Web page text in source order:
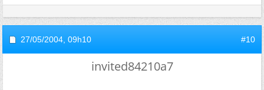
27/05/2004, 09h10 #10
invited84210a7